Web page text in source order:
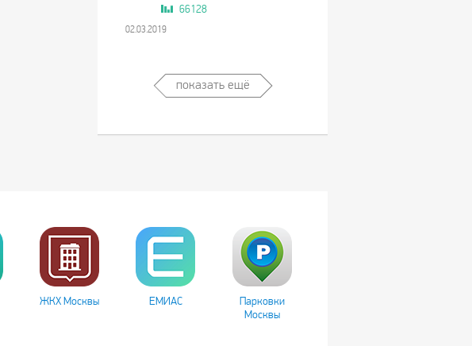
66128
02.03.2019
показать ещё
ЖКХ Москвы ЕМИАС
Парковки
Москвы